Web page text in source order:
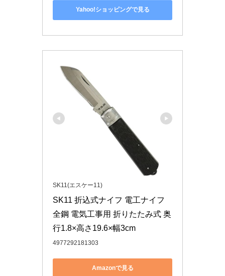
Yahoo!ショッピングで見る
SK11(エスケー11)
SK11 折込式ナイフ 電工ナイフ
全鋼 電気工事用 折りたたみ式 奥
行1.8×高さ19.6×幅3cm
4977292181303
Amazonで見る